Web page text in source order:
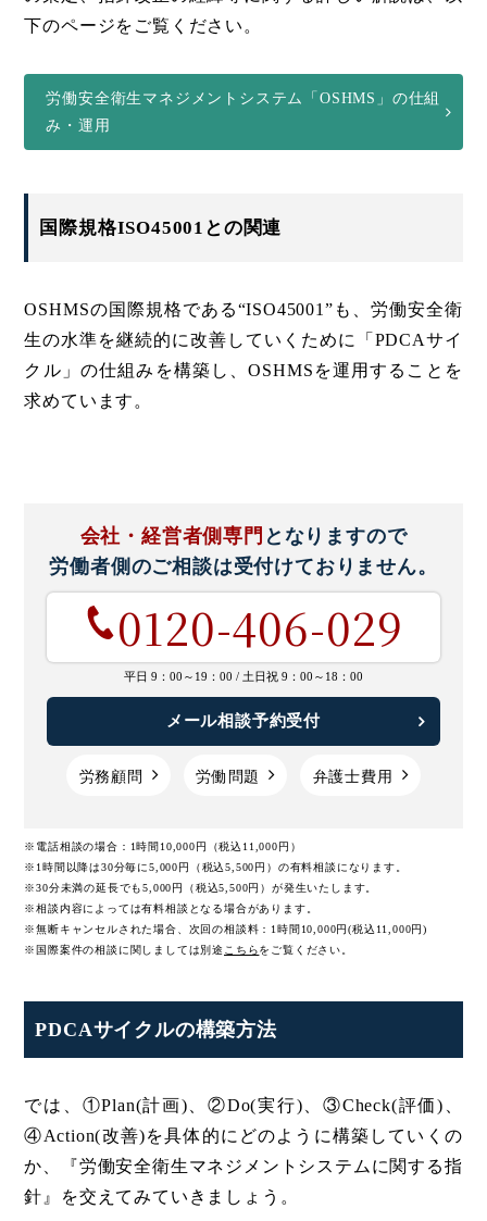
下のページをご覧ください。
労働安全衛生マネジメントシステム「OSHMS」の仕組
み・運用
国際規格ISO45001との関連
OSHMSの国際規格である“ISO45001”も、労働安全衛
生の水準を継続的に改善していくために「PDCAサイ
クル」の仕組みを構築し、OSHMSを運用することを
求めています。
会社・経営者側専門 となりますので
労働者側のご相談は受付けておりません。
0120-406-029
平日 9：00～19：00 / 土日祝 9：00～18：00
メール相談予約受付
労務顧問 労働問題 弁護士費用
※電話相談の場合：1時間10,000円（税込11,000円）
※1時間以降は30分毎に5,000円（税込5,500円）の有料相談になります。
※30分未満の延長でも5,000円（税込5,500円）が発生いたします。
※相談内容によっては有料相談となる場合があります。
※無断キャンセルされた場合、次回の相談料：1時間10,000円(税込11,000円)
※国際案件の相談に関しましては別途 こちらをご覧ください。
PDCAサイクルの構築方法
では、①Plan(計画)、②Do(実行)、③Check(評価)、
④Action(改善)を具体的にどのように構築していくの
か、『労働安全衛生マネジメントシステムに関する指
針』を交えてみていきましょう。